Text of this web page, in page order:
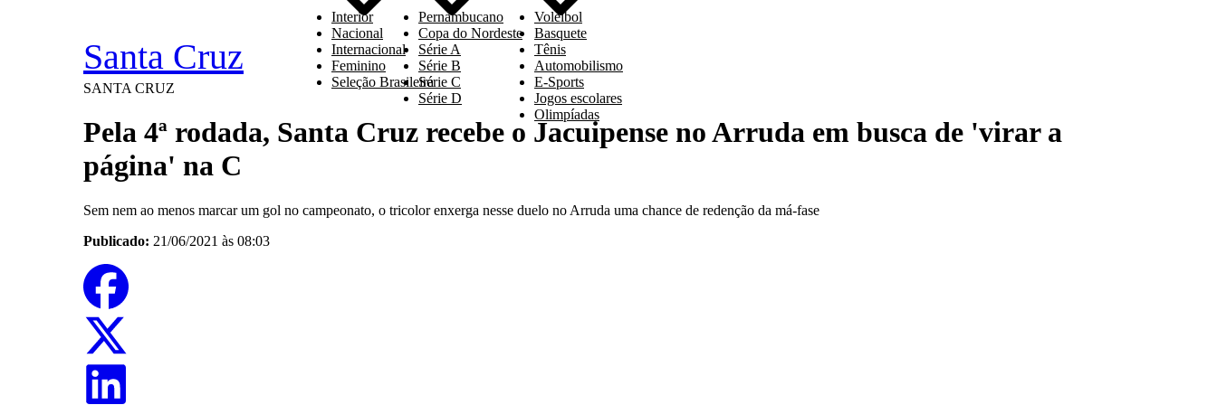
Interior
Nacional
Internacional
Feminino
Seleção Brasileira
Pernambucano
Copa do Nordeste
Série A
Série B
Série C
Série D
Voleibol
Basquete
Tênis
Automobilismo
E-Sports
Jogos escolares
Olimpíadas
Santa Cruz
SANTA CRUZ
Pela 4ª rodada, Santa Cruz recebe o Jacuipense no Arruda em busca de 'virar a
página' na C
Sem nem ao menos marcar um gol no campeonato, o tricolor enxerga nesse duelo no Arruda uma chance de redenção da má-fase
Publicado: 21/06/2021 às 08:03